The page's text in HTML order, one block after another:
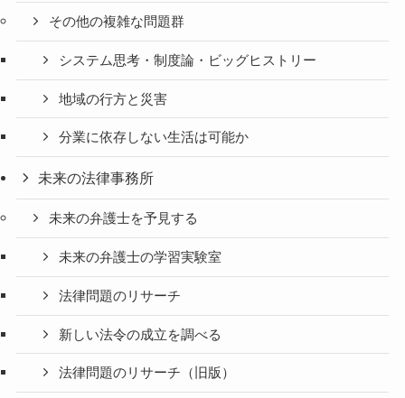
その他の複雑な問題群
システム思考・制度論・ビッグヒストリー
地域の行方と災害
分業に依存しない生活は可能か
未来の法律事務所
未来の弁護士を予見する
未来の弁護士の学習実験室
法律問題のリサーチ
新しい法令の成立を調べる
法律問題のリサーチ（旧版）